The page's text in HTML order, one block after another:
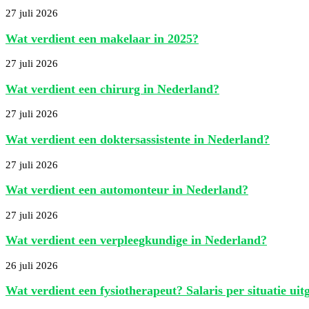
27 juli 2026
Wat verdient een makelaar in 2025?
27 juli 2026
Wat verdient een chirurg in Nederland?
27 juli 2026
Wat verdient een doktersassistente in Nederland?
27 juli 2026
Wat verdient een automonteur in Nederland?
27 juli 2026
Wat verdient een verpleegkundige in Nederland?
26 juli 2026
Wat verdient een fysiotherapeut? Salaris per situatie